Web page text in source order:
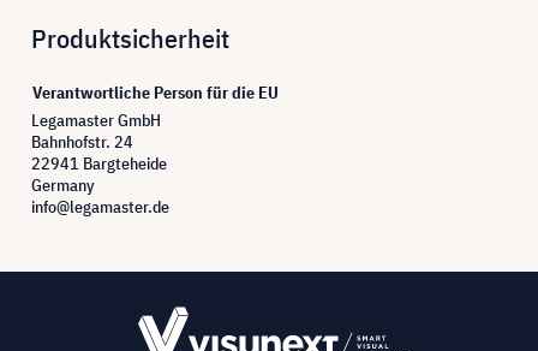
Produktsicherheit
Verantwortliche Person für die EU
Legamaster GmbH
Bahnhofstr. 24
22941 Bargteheide
Germany
info@legamaster.de